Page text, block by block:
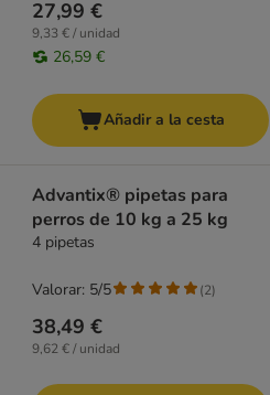
27,99 €
9,33 € / unidad
26,59 €
Añadir a la cesta
Advantix® pipetas para
perros de 10 kg a 25 kg
4 pipetas
38,49 €
9,62 € / unidad
Valorar: 5/5 (2)